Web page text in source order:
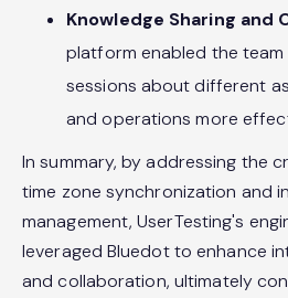
Knowledge Sharing and
platform enabled the
sessions about different
and operations more
In summary, by addressing the
time zone synchronization and
management, UserTesting's
leveraged Bluedot to enhance
and collaboration, ultimately